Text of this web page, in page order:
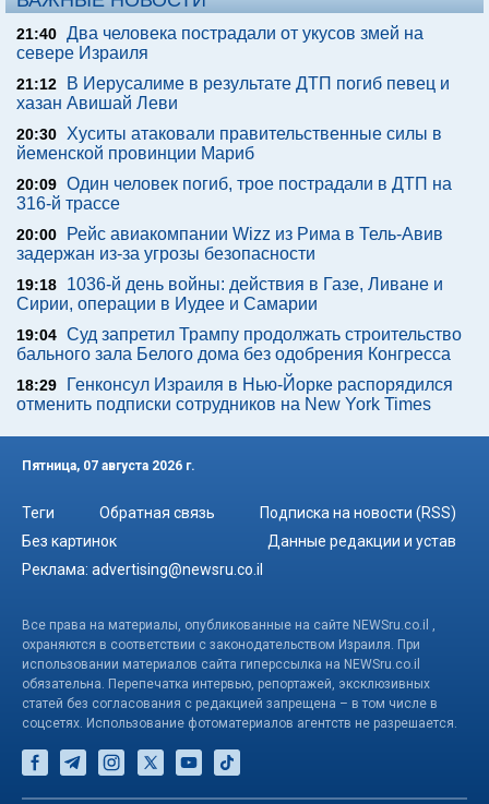
21:40 Два человека пострадали от укусов змей на
севере Израиля
21:12
В Иерусалиме в результате ДТП погиб певец и
хазан Авишай Леви
20:30 Хуситы атаковали правительственные силы в
йеменской провинции Мариб
20:09 Один человек погиб, трое пострадали в ДТП на
316-й трассе
20:00
Рейс авиакомпании Wizz из Рима в Тель-Авив
задержан из-за угрозы безопасности
19:18
1036-й день войны: действия в Газе, Ливане и
Сирии, операции в Иудее и Самарии
19:04 Суд запретил Трампу продолжать строительство
бального зала Белого дома без одобрения Конгресса
18:29
Генконсул Израиля в Нью-Йорке распорядился
отменить подписки сотрудников на New York Times
Пятница, 07 августа 2026 г.
Теги Обратная связь
Подписка на новости (RSS)
Без картинок
Данные редакции и устав
Реклама: advertising@newsru.co.il
Все права на материалы, опубликованные на сайте NEWSru.co.il ,
охраняются в соответствии с законодательством Израиля. При
использовании материалов сайта гиперссылка на NEWSru.co.il
обязательна. Перепечатка интервью, репортажей, эксклюзивных
статей без согласования с редакцией запрещена – в том числе в
соцсетях. Использование фотоматериалов агентств не разрешается.